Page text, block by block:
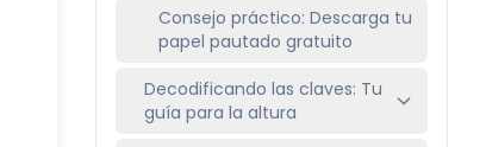
Consejo práctico: Descarga tu
papel pautado gratuito
Decodificando las claves: Tu
guía para la altura